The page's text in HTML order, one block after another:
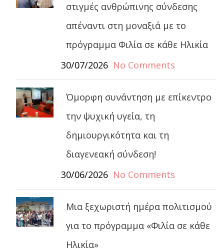
στιγμές ανθρώπινης σύνδεσης
απέναντι στη μοναξιά με το
πρόγραμμα Φιλία σε κάθε Ηλικία
30/07/2026 No Comments
Όμορφη συνάντηση με επίκεντρο
την ψυχική υγεία, τη
δημιουργικότητα και τη
διαγενεακή σύνδεση!
30/06/2026 No Comments
Μια ξεχωριστή ημέρα πολιτισμού
για το πρόγραμμα «Φιλία σε κάθε
Ηλικία»